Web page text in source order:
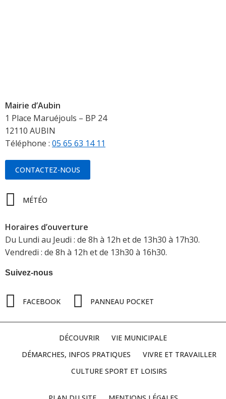
Mairie d’Aubin
1 Place Maruéjouls – BP 24
12110 AUBIN
Téléphone : 05 65 63 14 11
CONTACTEZ-NOUS
MÉTÉO
Horaires d’ouverture
Du Lundi au Jeudi : de 8h à 12h et de 13h30 à 17h30.
Vendredi : de 8h à 12h et de 13h30 à 16h30.
Suivez-nous
FACEBOOK PANNEAU POCKET
DÉCOUVRIR
VIE MUNICIPALE
DÉMARCHES, INFOS PRATIQUES
VIVRE ET TRAVAILLER
CULTURE SPORT ET LOISIRS